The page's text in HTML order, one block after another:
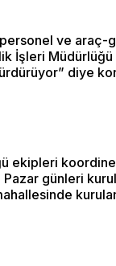
ve
İşleri
diye
ekipleri
günleri